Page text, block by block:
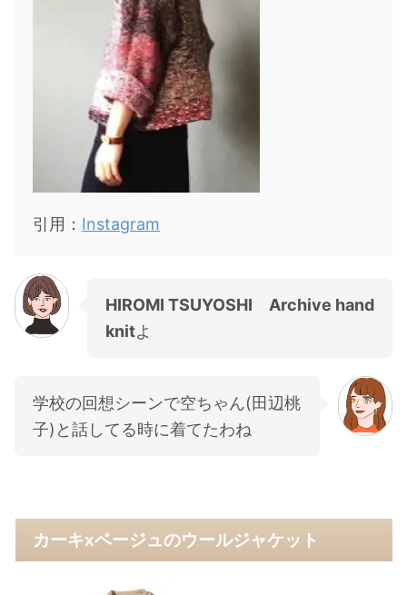
引用： Instagram
HIROMI TSUYOSHI Archive hand
knitよ
学校の回想シーンで空ちゃん(田辺桃
子)と話してる時に着てたわね
カーキxベージュのウールジャケット